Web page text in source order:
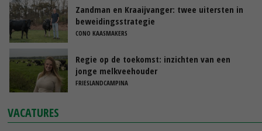
Zandman en Kraaijvanger: twee uitersten in
beweidingsstrategie
CONO KAASMAKERS
Regie op de toekomst: inzichten van een
jonge melkveehouder
FRIESLANDCAMPINA
VACATURES